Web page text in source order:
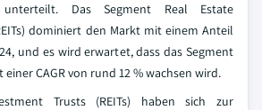
unterteilt. Das Segment Real Estate
dominiert den Markt mit einem Anteil
und es wird erwartet, dass das Segment
einer CAGR von rund 12 % wachsen wird.
Trusts (REITs) haben sich zur